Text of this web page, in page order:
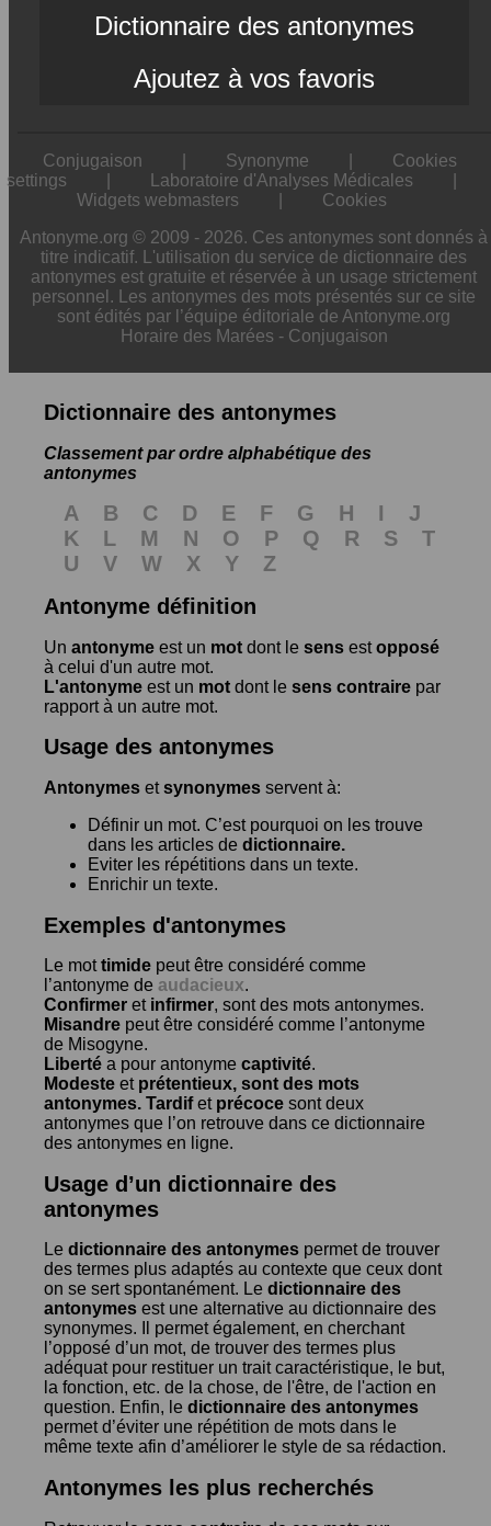
Dictionnaire des antonymes
Ajoutez à vos favoris
Conjugaison Synonyme
Cookies
settings
Laboratoire d'Analyses Médicales
Widgets webmasters
Cookies
Antonyme.org © 2009 - 2026. Ces antonymes sont donnés à
titre indicatif. L'utilisation du service de dictionnaire des
antonymes est gratuite et réservée à un usage strictement
personnel. Les antonymes des mots présentés sur ce site
sont édités par l’équipe éditoriale de Antonyme.org
Horaire des Marées - Conjugaison
Dictionnaire des antonymes
Classement par ordre alphabétique des
antonymes
A B C D E F G H I
J
K
L M N O P Q R S
T
U
V W X Y
Z
Antonyme définition
Un antonyme est un mot dont le sens estopposé
à celui d'un autre mot.
L'antonyme est un mot dont le sens contraire par
rapport à un autre mot.
Usage des antonymes
Antonymes etsynonymes servent à:
Définir un mot. C’est pourquoi on les trouve
dans les articles de dictionnaire.
Eviter les répétitions dans un texte.
Enrichir un texte.
Exemples d'antonymes
Le mottimide peut être considéré comme
l’antonyme de audacieux.
Confirmer et infirmer, sont des mots antonymes.
Misandre peut être considéré comme l’antonyme
de Misogyne.
Liberté a pour antonyme captivité.
Modeste et prétentieux, sont des mots
antonymes. Tardifet précoce sont deux
antonymes que l’on retrouve dans ce dictionnaire
des antonymes en ligne.
Usage d’un dictionnaire des
antonymes
Le dictionnaire des antonymes permet de trouver
des termes plus adaptés au contexte que ceux dont
on se sert spontanément. Le dictionnaire des
antonymes est une alternative au dictionnaire des
synonymes. Il permet également, en cherchant
l’opposé d’un mot, de trouver des termes plus
adéquat pour restituer un trait caractéristique, le but,
la fonction, etc. de la chose, de l'être, de l'action en
question. Enfin, le dictionnaire des antonymes
permet d’éviter une répétition de mots dans le
même texte afin d’améliorer le style de sa rédaction.
Antonymes les plus recherchés